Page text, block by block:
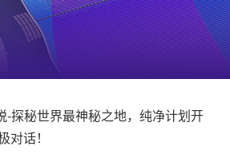
-探秘世界最神秘之地，纯净计划开
对话！